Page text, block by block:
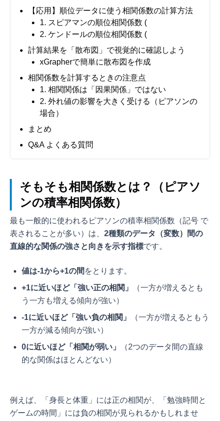
【応用】順位データに使う相関係数の計算方法
1. スピアマンの順位相関係数 (
2. ケンドールの順位相関係数 (
計算結果を「散布図」で視覚的に確認しよう
xGrapherで簡単に散布図を作成
相関係数を計算するときの注意点
1. 相関関係は「因果関係」ではない
2. 外れ値の影響を大きく受ける（ピアソンの
場合）
まとめ
Q&A よくある質問
そもそも相関係数とは？（ピアソ
ンの積率相関係数）
最も一般的に使われるピアソンの積率相関係数（記号 で
表されることが多い）は、 2種類のデータ（変数）間の
直線的な関係の強さと向きを示す指標です。
値は-1から+1の間 をとります。
+1に近いほど「強い正の相関」
（一方が増えるとも
う一方も増える傾向が強い）
-1に近いほど「強い負の相関」
（一方が増えるともう
一方が減る傾向が強い）
0に近いほど「相関が弱い」
（2つのデータ間の直線
的な関係はほとんどない）
例えば、「身長と体重」には正の相関が、「勉強時間と
ゲームの時間」には負の相関が見られるかもしれませ